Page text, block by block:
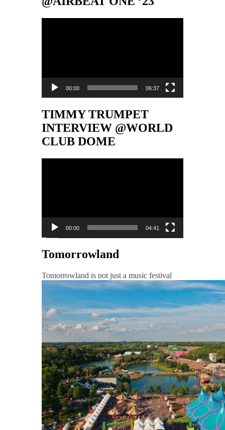
00:00 06:37
TIMMY TRUMPET
INTERVIEW @WORLD
CLUB DOME
00:00 04:41
Tomorrowland
Tomorrowland is not just a music festival